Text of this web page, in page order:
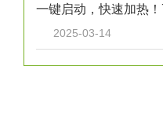
2025-03-14